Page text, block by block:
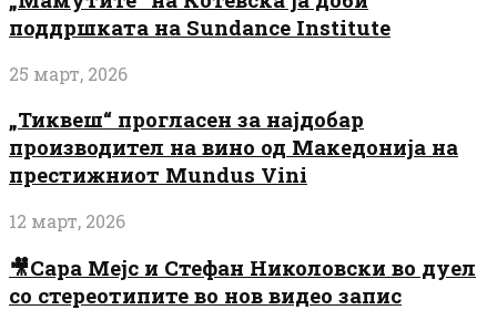
поддршката на Sundance Institute
25 март, 2026
„Тиквеш“ прогласен за најдобар
производител на вино од Македонија на
престижниот Mundus Vini
12 март, 2026
🎥Сара Мејс и Стефан Николовски во дуел
со стереотипите во нов видео запис